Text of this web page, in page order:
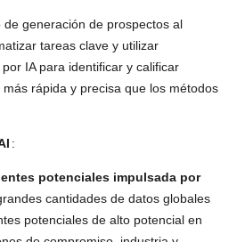
de generación de prospectos al
tareas clave y utilizar
IA para identificar y calificar
rápida y precisa que los métodos
:
potenciales impulsada por
cantidades de datos globales
potenciales de alto potencial en